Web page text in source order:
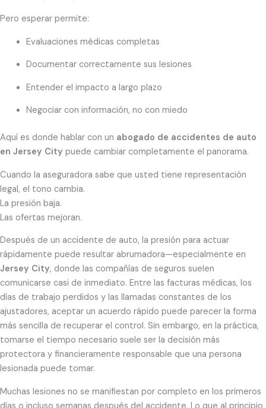
Pero esperar permite:
Evaluaciones médicas completas
Documentar correctamente sus lesiones
Entender el impacto a largo plazo
Negociar con información, no con miedo
Aquí es donde hablar con un abogado de accidentes de auto
en Jersey City puede cambiar completamente el panorama.
Cuando la aseguradora sabe que usted tiene representación
legal, el tono cambia.
La presión baja.
Las ofertas mejoran.
Después de un accidente de auto, la presión para actuar
rápidamente puede resultar abrumadora—especialmente en
Jersey City, donde las compañías de seguros suelen
comunicarse casi de inmediato. Entre las facturas médicas, los
días de trabajo perdidos y las llamadas constantes de los
ajustadores, aceptar un acuerdo rápido puede parecer la forma
más sencilla de recuperar el control. Sin embargo, en la práctica,
tomarse el tiempo necesario suele ser la decisión más
protectora y financieramente responsable que una persona
lesionada puede tomar.
Muchas lesiones no se manifiestan por completo en los primeros